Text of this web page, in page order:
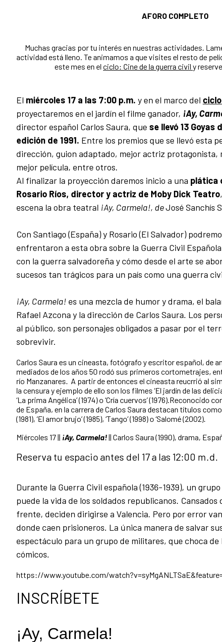
AFORO COMPLETO
Muchas gracias por tu interés en nuestras actividades.
actividad está lleno. Te animamos a que visites el resto de
este mes en el ciclo: Cine de la guerra civil y
El miércoles 17 a las 7:00 p.m. y en el marco del
proyectaremos en el jardín el filme ganador, ¡Ay,
director español Carlos Saura, que se llevó 13 Goyas
edición de 1991. Entre los premios que se llevó esta
dirección, guion adaptado, mejor actriz protagonista,
mejor película, entre otros.
Al finalizar la proyección daremos inicio a una plática
Rosario Ríos, director y actriz de Moby Dick Teatro
escena la obra teatral ¡Ay, Carmela!, deJosé Sanchís
Con Santiago (España) y Rosario (El Salvador)
enfrentaron a esta obra sobre la Guerra Civil
con la guerra salvadoreña y cómo desde el arte se
sucesos tan trágicos para un país como una guerra
¡Ay, Carmela! es una mezcla de humor y drama, el
Rafael Azcona y la dirección de Carlos Saura. Los
al público, son personajes obligados a pasar por el
sobrevivir.
Carlos Saura es un cineasta, fotógrafo y escritor español, de
mediados de los años 50 rodó sus primeros cortometrajes,
río Manzanares. A partir de entonces el cineasta reucrrió al
la censura y ejemplo de ello son los filmes ‘El jardín de las
‘La prima Angélica’ (1974) o ‘Cría cuervos’ (1976).Reconocido
de España, en la carrera de Carlos Saura destacan títulos como
(1981), ‘El amor brujo’ (1985), ‘Tango’ (1998) o ‘Salomé (2002).
Miércoles 17 || ¡Ay, Carmela!|| Carlos Saura (1990), drama,
Reserva tu espacio antes del 17 a las 12:00 m.d.
Durante la Guerra Civil española (1936-1939), un
puede la vida de los soldados republicanos. Cansados
frente, deciden dirigirse a Valencia. Pero por error
donde caen prisioneros. La única manera de salvar
espectáculo para un grupo de militares, que choca de
cómicos.
https://www.youtube.com/
INSCRÍBETE